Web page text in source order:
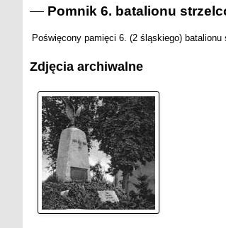
Pomnik 6. batalionu
Poświęcony pamięci 6. (2 śląskiego) batalionu
Zdjęcia archiwalne